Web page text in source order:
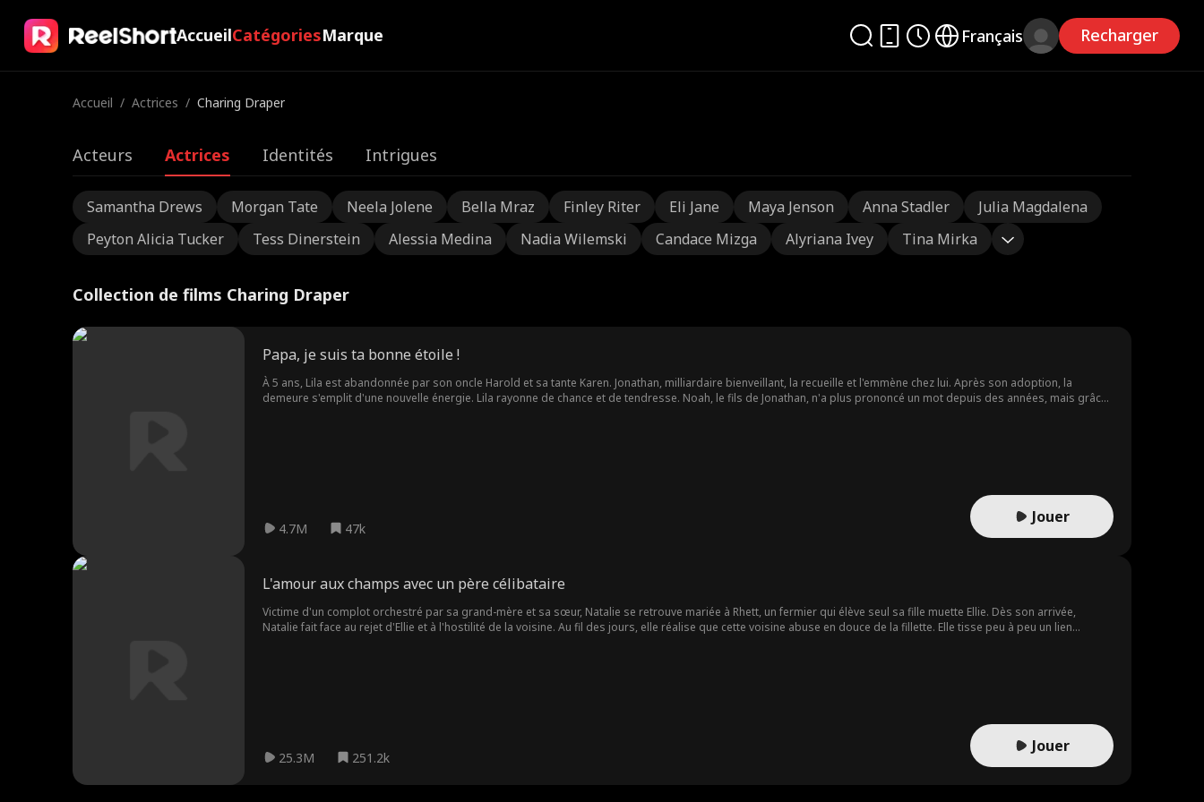
AccueilCatégoriesMarque Français Recharger
Accueil / Actrices / Charing Draper
Acteurs Actrices Identités Intrigues
Samantha Drews Morgan Tate Neela Jolene Bella Mraz Finley Riter Eli Jane Maya Jenson Anna Stadler
Julia Magdalena
Peyton Alicia Tucker
Tess Dinerstein Alessia Medina Nadia Wilemski Candace Mizga Alyriana Ivey Tina Mirka
Collection de films Charing Draper
Papa, je suis ta bonne étoile !
À 5 ans, Lila est abandonnée par son oncle Harold et sa tante Karen. Jonathan, milliardaire bienveillant, la recueille et l'emmène chez lui. Après son adoption, la
demeure s'emplit d'une nouvelle énergie. Lila rayonne de chance et de tendresse. Noah, le fils de Jonathan, n'a plus prononcé un mot depuis des années, mais grâce
4.7M 47k
Jouer
L'amour aux champs avec un père célibataire
Victime d'un complot orchestré par sa grand-mère et sa sœur, Natalie se retrouve mariée à Rhett, un fermier qui élève seul sa fille muette Ellie. Dès son arrivée,
Natalie fait face au rejet d'Ellie et à l'hostilité de la voisine. Au fil des jours, elle réalise que cette voisine abuse en douce de la fillette. Elle tisse peu à peu un lien
25.3M 251.2k
Jouer